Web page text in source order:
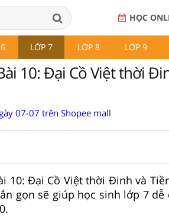
HỌC
LỚP 7 LỚP 8 LỚP 9
10: Đại Cồ Việt thời
07-07 trên Shopee mall
10: Đại Cồ Việt thời Đinh và
gọn sẽ giúp học sinh lớp 7 dễ